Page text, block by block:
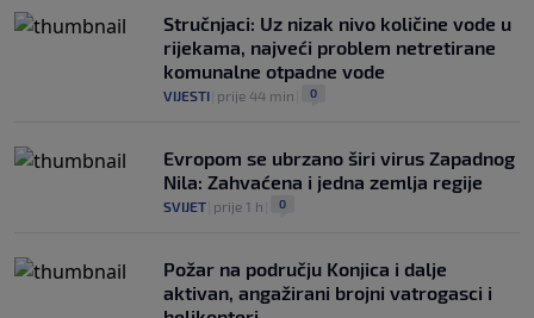
Stručnjaci: Uz nizak nivo količine vode u
rijekama, najveći problem netretirane
komunalne otpadne vode
VIJESTI prije 44 min 0
Evropom se ubrzano širi virus Zapadnog
Nila: Zahvaćena i jedna zemlja regije
SVIJET prije 1 h 0
Požar na području Konjica i dalje
aktivan, angažirani brojni vatrogasci i